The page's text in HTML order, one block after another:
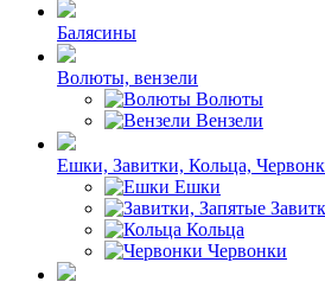
Балясины
Волюты, вензели
Волюты
Вензели
Ешки, Завитки, Кольца,
Ешки
Кольца
Червонки